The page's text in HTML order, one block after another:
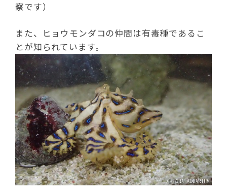
察です）
また、ヒョウモンダコの仲間は有毒種であるこ
とが知られています。